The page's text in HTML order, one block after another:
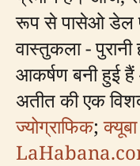
रूप से पासेओ डेल
वास्तुकला -
आकर्षण बनी हुई
अतीत की एक
ज्योग्राफिक;